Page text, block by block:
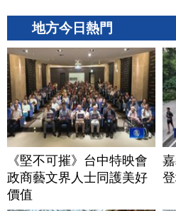
地方今日熱門
《堅不可摧》台中特映會
政商藝文界人士同護美好
價值